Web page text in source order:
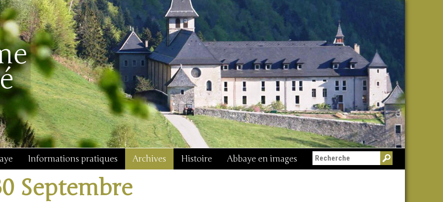
Informations pratiques Archives Histoire Abbaye en images
Septembre